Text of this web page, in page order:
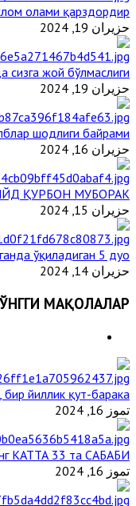
олами қарздордир
حزيران 19, 2024
сизга жой бўлмаслиги!
حزيران 19, 2024
шодлиги байрами
حزيران 16, 2024
ҚУРБОН МУБОРАК!
حزيران 15, 2024
ўқиладиган 5 дуо
حزيران 14, 2024
МАҚОЛАЛАР
йиллик қут-барака
تموز 16, 2024
33 та САБАБИ
تموز 16, 2024